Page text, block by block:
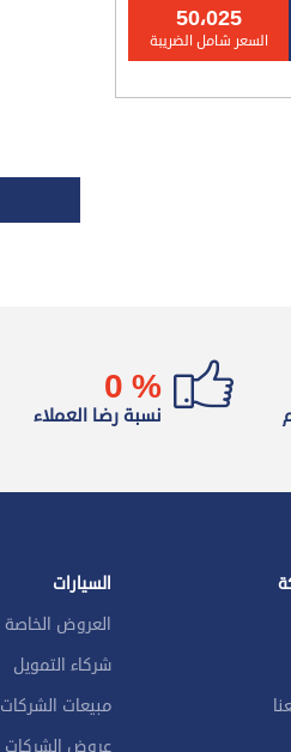
50،025
السعر شامل الضريبة
%
0
نسبة رضا العملاء
السيارات
العروض الخاصة
شركاء التمويل
مبيعات الشركات
عروض الشركات